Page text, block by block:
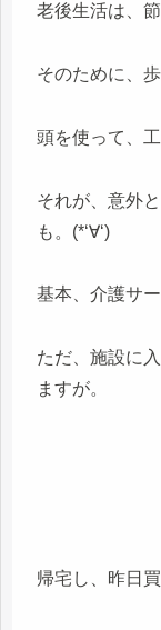
老後生活は、節
そのために、
頭を使って、工
それが、意外
も。(*‘∀‘)
基本、介護サ
ただ、施設に
ますが。
帰宅し、昨日